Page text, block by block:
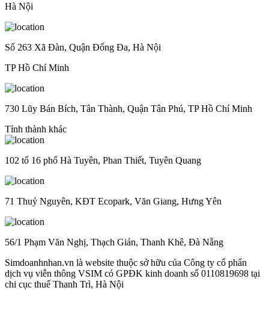
Hà Nội
Số 263 Xã Đàn, Quận Đống Đa, Hà Nội
TP Hồ Chí Minh
730 Lũy Bán Bích, Tân Thành, Quận Tân Phú, TP Hồ Chí Minh
Tỉnh thành khác
102 tổ 16 phố Hà Tuyên, Phan Thiết, Tuyên Quang
71 Thuỷ Nguyên, KĐT Ecopark, Văn Giang, Hưng Yên
56/1 Phạm Văn Nghị, Thạch Gián, Thanh Khê, Đà Nẵng
Simdoanhnhan.vn là website thuộc sở hữu của Công ty cổ phẩn
dịch vụ viễn thông VSIM có GPĐK kinh doanh số 0110819698 tại
chi cục thuế Thanh Trì, Hà Nội